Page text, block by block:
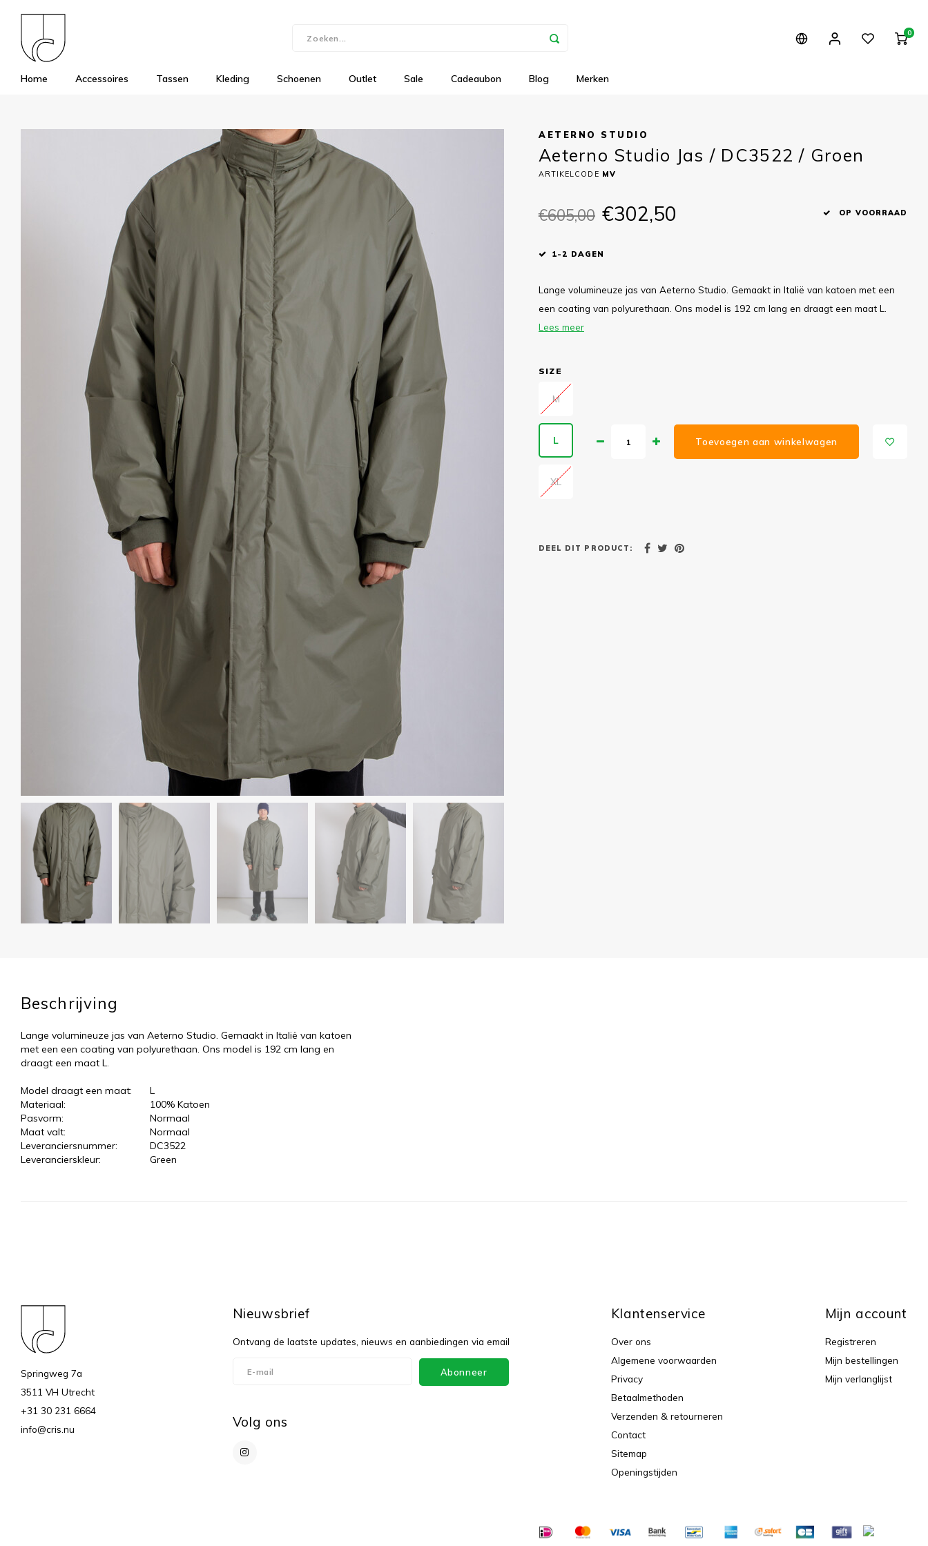
0
Home Accessoires Tassen Kleding Schoenen Outlet Sale Cadeaubon Blog Merken
AETERNO STUDIO
Aeterno Studio Jas / DC3522 / Groen
ARTIKELCODE MV
€605,00 €302,50 OP VOORRAAD
1-2 DAGEN
Lange volumineuze jas van Aeterno Studio. Gemaakt in Italië van katoen met een
een coating van polyurethaan. Ons model is 192 cm lang en draagt een maat L.
Lees meer
SIZE
M
L
XL
Toevoegen aan winkelwagen
DEEL DIT PRODUCT:
Beschrijving
Lange volumineuze jas van Aeterno Studio. Gemaakt in Italië van katoen
met een een coating van polyurethaan. Ons model is 192 cm lang en
draagt een maat L.
Model draagt een maat:
L
Materiaal:
100% Katoen
Pasvorm:
Normaal
Maat valt:
Normaal
Leveranciersnummer:
DC3522
Leverancierskleur:
Green
Springweg 7a
3511 VH Utrecht
+31 30 231 6664
info@cris.nu
Nieuwsbrief
Ontvang de laatste updates, nieuws en aanbiedingen via email
Abonneer
Volg ons
Klantenservice
Over ons
Algemene voorwaarden
Privacy
Betaalmethoden
Verzenden & retourneren
Contact
Sitemap
Openingstijden
Mijn account
Registreren
Mijn bestellingen
Mijn verlanglijst